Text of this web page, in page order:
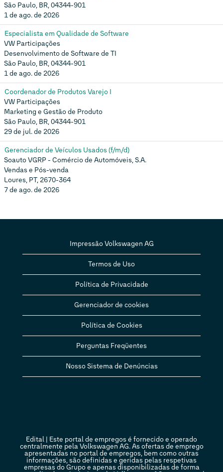
São Paulo, BR, 04344-901
1 de ago. de 2026
Especialista em Qualidade de Software
VW Participações
Desenvolvimento de Software de TI
São Paulo, BR, 04344-901
1 de ago. de 2026
Coordenador de Produtos Varejo I
VW Participações
Marketing e Gestão de Produto
São Paulo, BR, 04344-901
29 de jul. de 2026
Gerenciador de Veículos Usados (f/m/d)
Soauto VGRP - Comércio de Automóveis, S.A.
Vendas e Pós-venda
Loures, PT, 2670-364
7 de ago. de 2026
Impressão Volkswagen AG
Termos de Uso
Política de Privacidade
Gerenciador de cookies
Política de Cookies
Perguntas Freqüentes
Nosso Sistema de Denúncias
Edital | Este portal de empregos é fornecido e operado
centralmente pela Volkswagen AG. As ofertas de emprego
apresentadas no portal de empregos, bem como outras
informações, são definidas e geridas pelas respetivas
empresas do Grupo e apenas disponibilizadas de forma